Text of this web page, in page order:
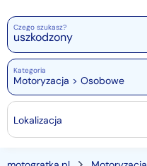
Czego szukasz?
Kategoria
Motoryzacja > Osobowe
Lokalizacja